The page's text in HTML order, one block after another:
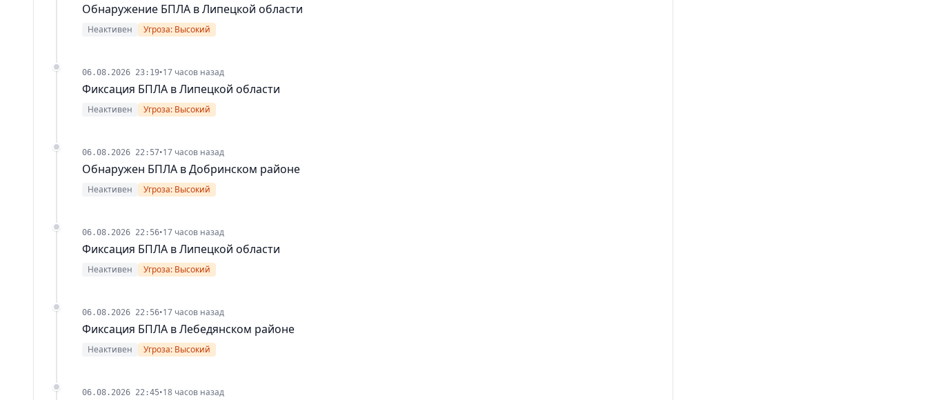
Обнаружение БПЛА в Липецкой области
Неактивен Угроза: Высокий
06.08.2026 23:19•17 часов назад
Фиксация БПЛА в Липецкой области
Неактивен Угроза: Высокий
06.08.2026 22:57•17 часов назад
Обнаружен БПЛА в Добринском районе
Неактивен Угроза: Высокий
06.08.2026 22:56•17 часов назад
Фиксация БПЛА в Липецкой области
Неактивен Угроза: Высокий
06.08.2026 22:56•17 часов назад
Фиксация БПЛА в Лебедянском районе
Неактивен Угроза: Высокий
06.08.2026 22:45•18 часов назад